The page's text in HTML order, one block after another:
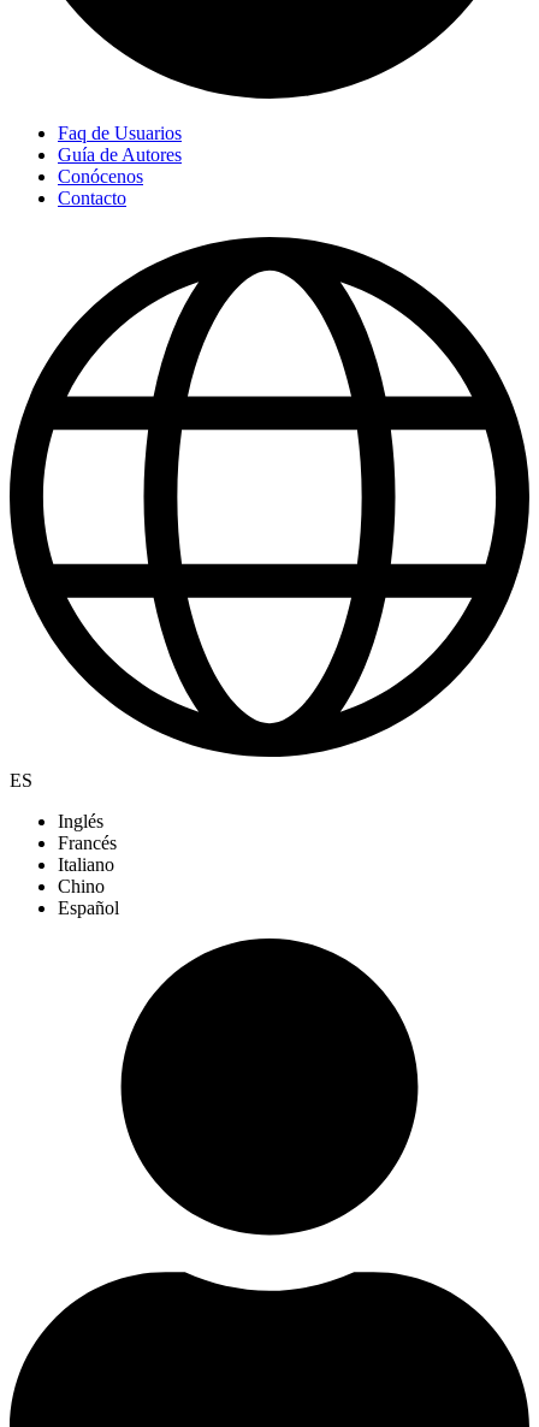
Faq de Usuarios
Guía de Autores
Conócenos
Contacto
ES
Inglés
Francés
Italiano
Chino
Español